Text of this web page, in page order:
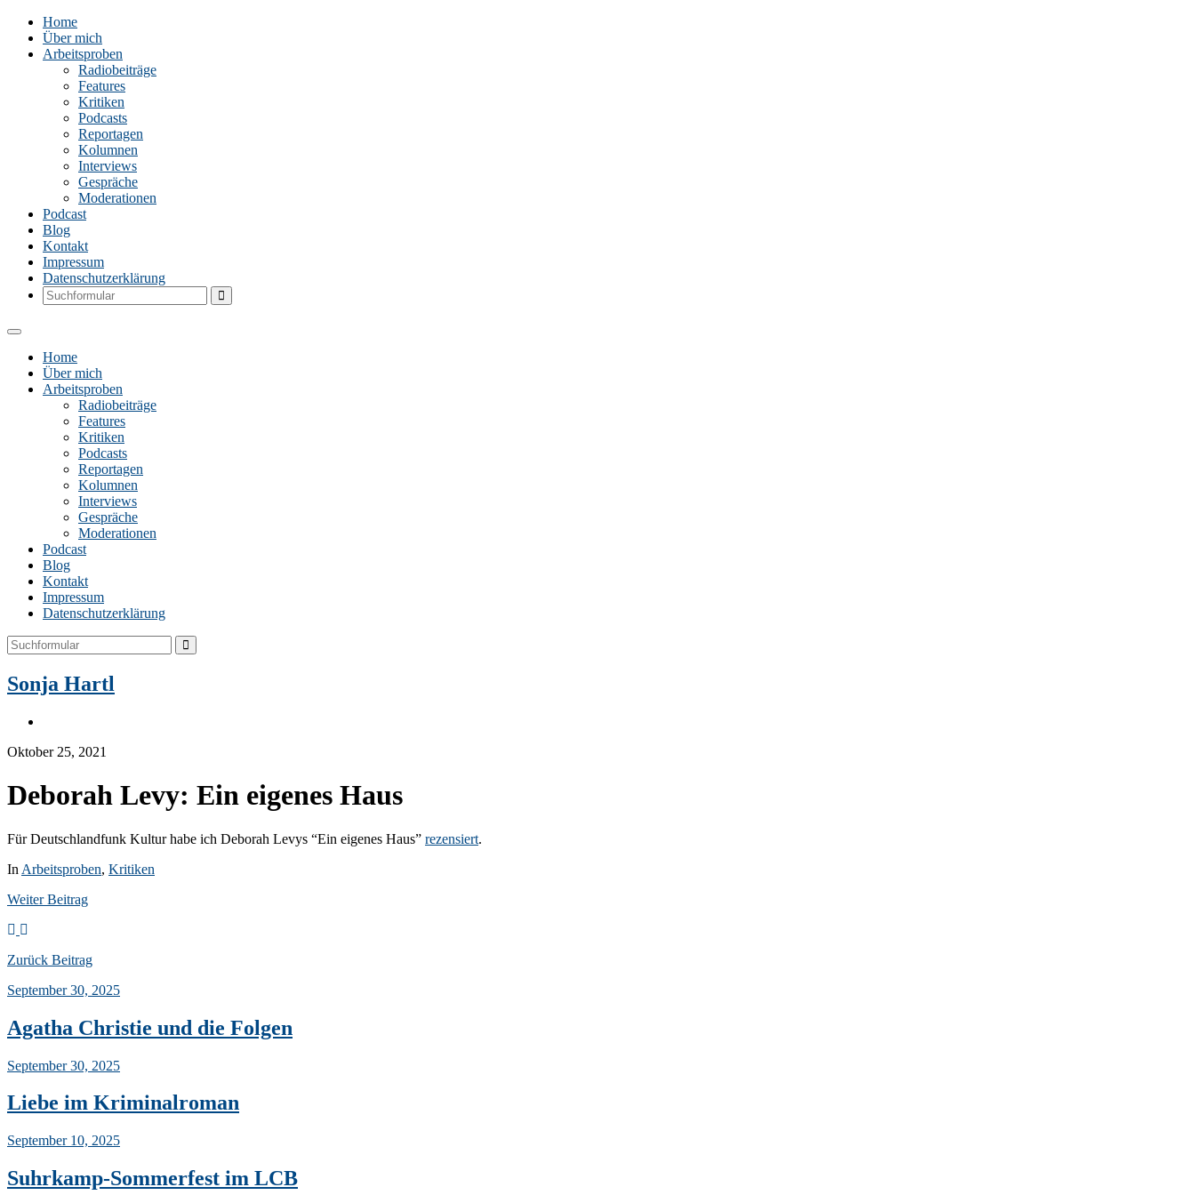
Home
Über mich
Arbeitsproben
Radiobeiträge
Features
Kritiken
Podcasts
Reportagen
Kolumnen
Interviews
Gespräche
Moderationen
Podcast
Blog
Kontakt
Impressum
Datenschutzerklärung
Search
Home
Über mich
Arbeitsproben
Radiobeiträge
Features
Kritiken
Podcasts
Reportagen
Kolumnen
Interviews
Gespräche
Moderationen
Podcast
Blog
Kontakt
Impressum
Datenschutzerklärung
Search
Sonja Hartl
Oktober 25, 2021
Deborah Levy: Ein eigenes Haus
Für Deutschlandfunk Kultur habe ich Deborah Levys “Ein eigenes Haus” rezensiert.
In Arbeitsproben, Kritiken
WeiterBeitrag
Zurück Beitrag
September 30, 2025
Agatha Christie und die Folgen
September 30, 2025
Liebe im Kriminalroman
September 10, 2025
Suhrkamp-Sommerfest im LCB